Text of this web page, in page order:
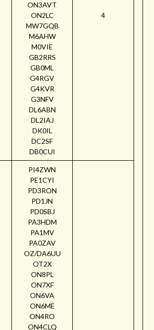
ON3AVT
ON2LC
MW7GQB
M6AHW
M0VIE
GB2RRS
GB0ML
G4RGV
G4KVR
G3NFV
DL6ABN
DL2IAJ
DK0IL
DC2SF
DB0CUI
4
PI4ZWN
PE1CYI
PD3RON
PD1JN
PD0SBJ
PA3HDM
PA1MV
PA0ZAV
OZ/DA6UU
OT2X
ON8PL
ON7XF
ON6VA
ON6ME
ON4RO
ON4CLQ